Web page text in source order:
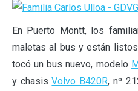
En Puerto Montt, los
maletas al bus y están
tocó un bus nuevo, modelo
y chasisVolvo B420R, nº